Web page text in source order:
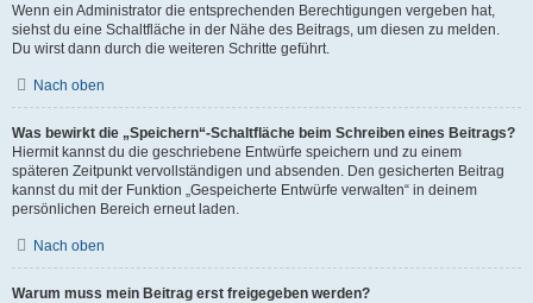
Wenn ein Administrator die entsprechenden Berechtigungen vergeben hat,
siehst du eine Schaltfläche in der Nähe des Beitrags, um diesen zu melden.
Du wirst dann durch die weiteren Schritte geführt.
Nach oben
Was bewirkt die „Speichern“-Schaltfläche beim Schreiben eines Beitrags?
Hiermit kannst du die geschriebene Entwürfe speichern und zu einem
späteren Zeitpunkt vervollständigen und absenden. Den gesicherten Beitrag
kannst du mit der Funktion „Gespeicherte Entwürfe verwalten“ in deinem
persönlichen Bereich erneut laden.
Nach oben
Warum muss mein Beitrag erst freigegeben werden?